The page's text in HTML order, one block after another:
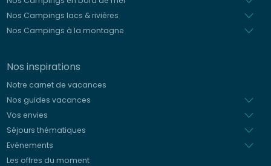
Nos Campings lacs & rivières
Nos Campings à la montagne
Nos inspirations
Notre carnet de vacances
Nos guides vacances
Vos envies
Séjours thématiques
Evénements
Les offres du moment